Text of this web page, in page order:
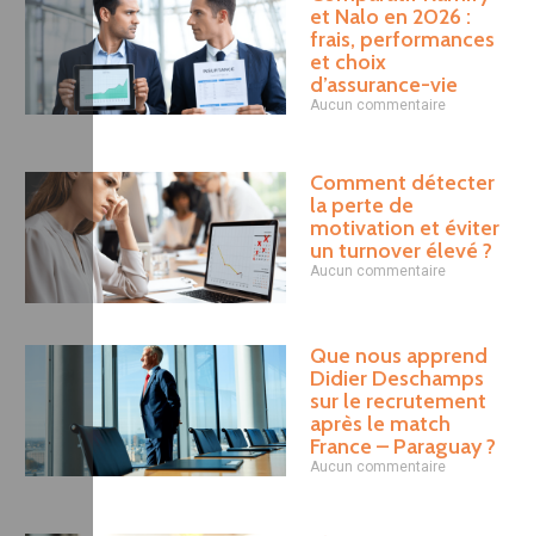
et Nalo en 2026 :
frais, performances
et choix
d’assurance-vie
Aucun commentaire
Comment détecter
la perte de
motivation et éviter
un turnover élevé ?
Aucun commentaire
Que nous apprend
Didier Deschamps
sur le recrutement
après le match
France – Paraguay ?
Aucun commentaire